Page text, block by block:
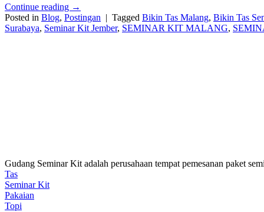
Continue reading →
Posted in Blog, Postingan | Tagged Bikin Tas Malang, Bikin Tas
Surabaya, Seminar Kit Jember, SEMINAR KIT MALANG,
Gudang Seminar Kit adalah perusahaan tempat pemesanan paket
Tas
Seminar Kit
Pakaian
Topi